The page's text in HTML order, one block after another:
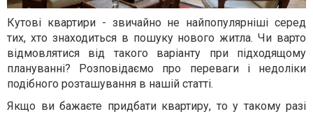
Кутові квартири - звичайно не найпопулярніші серед
тих, хто знаходиться в пошуку нового житла. Чи варто
відмовлятися від такого варіанту при підходящому
плануванні? Розповідаємо про переваги і недоліки
подібного розташування в нашій статті.
Якщо ви бажаєте придбати квартиру, то у такому разі